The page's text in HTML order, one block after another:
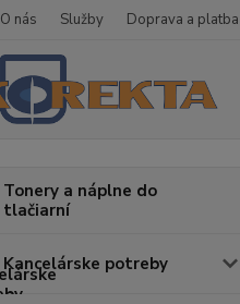
O nás Služby Doprava a
Tonery a náplne do
tlačiarní
Kancelárske potreby